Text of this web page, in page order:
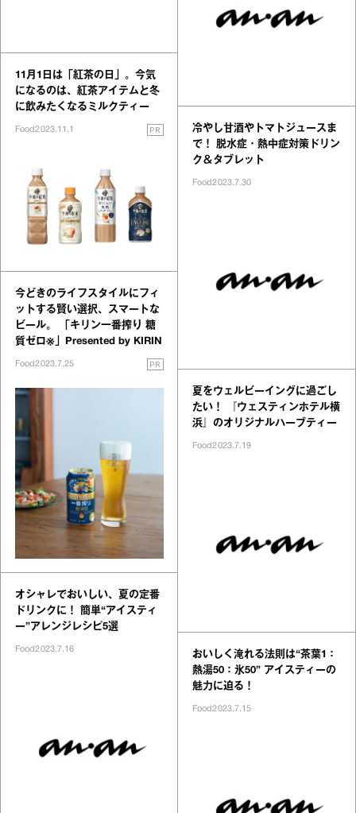
11月1日は「紅茶の日」。今気
になるのは、紅茶アイテムと冬
に飲みたくなるミルクティー
Food2023.11.1 PR
今どきのライフスタイルにフィ
ットする賢い選択、スマートな
ビール。 「キリン一番搾り 糖
質ゼロ※」Presented by KIRIN
Food2023.7.25 PR
オシャレでおいしい、夏の定番
ドリンクに！ 簡単“アイスティ
ー”アレンジレシピ5選
Food2023.7.16
冷やし甘酒やトマトジュースま
で！ 脱水症・熱中症対策ドリン
ク＆タブレット
Food2023.7.30
夏をウェルビーイングに過ごし
たい！ 『ウェスティンホテル横
浜』のオリジナルハーブティー
Food2023.7.19
おいしく淹れる法則は“茶葉1：
熱湯50：氷50” アイスティーの
魅力に迫る！
Food2023.7.15